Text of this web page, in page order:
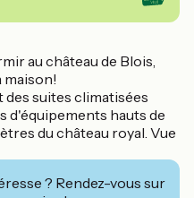
au château de Blois,
maison!
des suites climatisées
d'équipements hauts de
du château royal. Vue
? Rendez-vous sur